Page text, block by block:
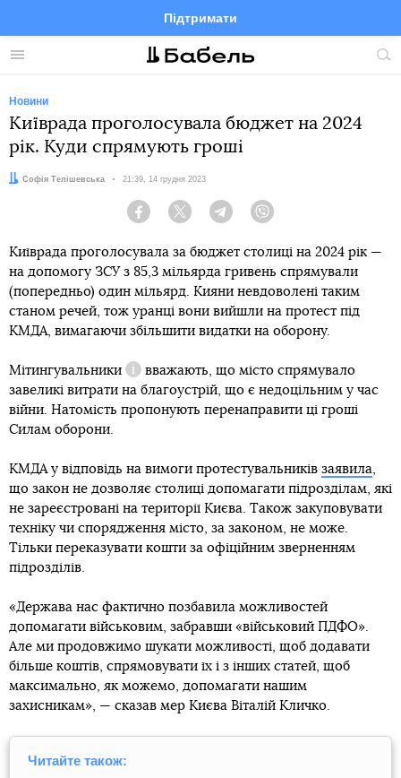
Меню
Підтримати
FacebookTelegramTwitter
Новини
Київрада проголосувала бюджет на 2024
рік. Куди спрямують гроші
Автор:
Софія Телішевська Дата:
21:39, 14 грудня 2023
Facebook Twitter Telegram
Київрада проголосувала за бюджет столиці на 2024 рік —
на допомогу ЗСУ з 85,3 мільярда гривень спрямували
(попередньо) один мільярд. Кияни невдоволені таким
станом речей, тож уранці вони вийшли на протест під
КМДА, вимагаючи збільшити видатки на оборону.
Мітингувальники
Довідка
вважають, що місто спрямувало
завеликі витрати на благоустрій, що є недоцільним у час
війни. Натомість пропонують перенаправити ці гроші
Силам оборони.
КМДА у відповідь на вимоги протестувальників заявила,
що закон не дозволяє столиці допомагати підрозділам, які
не зареєстровані на території Києва. Також закуповувати
техніку чи спорядження місто, за законом, не може.
Тільки переказувати кошти за офіційним зверненням
підрозділів.
«Держава нас фактично позбавила можливостей
допомагати військовим, забравши «військовий ПДФО».
Але ми продовжимо шукати можливості, щоб додавати
більше коштів, спрямовувати їх і з інших статей, щоб
максимально, як можемо, допомагати нашим
захисникам», — сказав мер Києва Віталій Кличко.
Читайте також: